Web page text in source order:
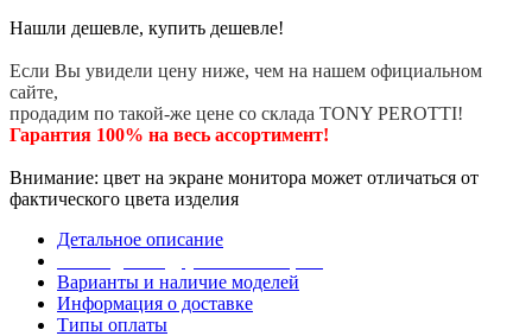
Нашли дешевле, купить дешевле!
Если Вы увидели цену ниже, чем на нашем официальном
сайте,
продадим по такой-же цене со склада TONY PEROTTI!
Гарантия 100% на весь ассортимент!
Внимание: цвет на экране монитора может отличаться от
фактического цвета изделия
Детальное описание
Варианты и наличие моделей
Информация о доставке
Типы оплаты